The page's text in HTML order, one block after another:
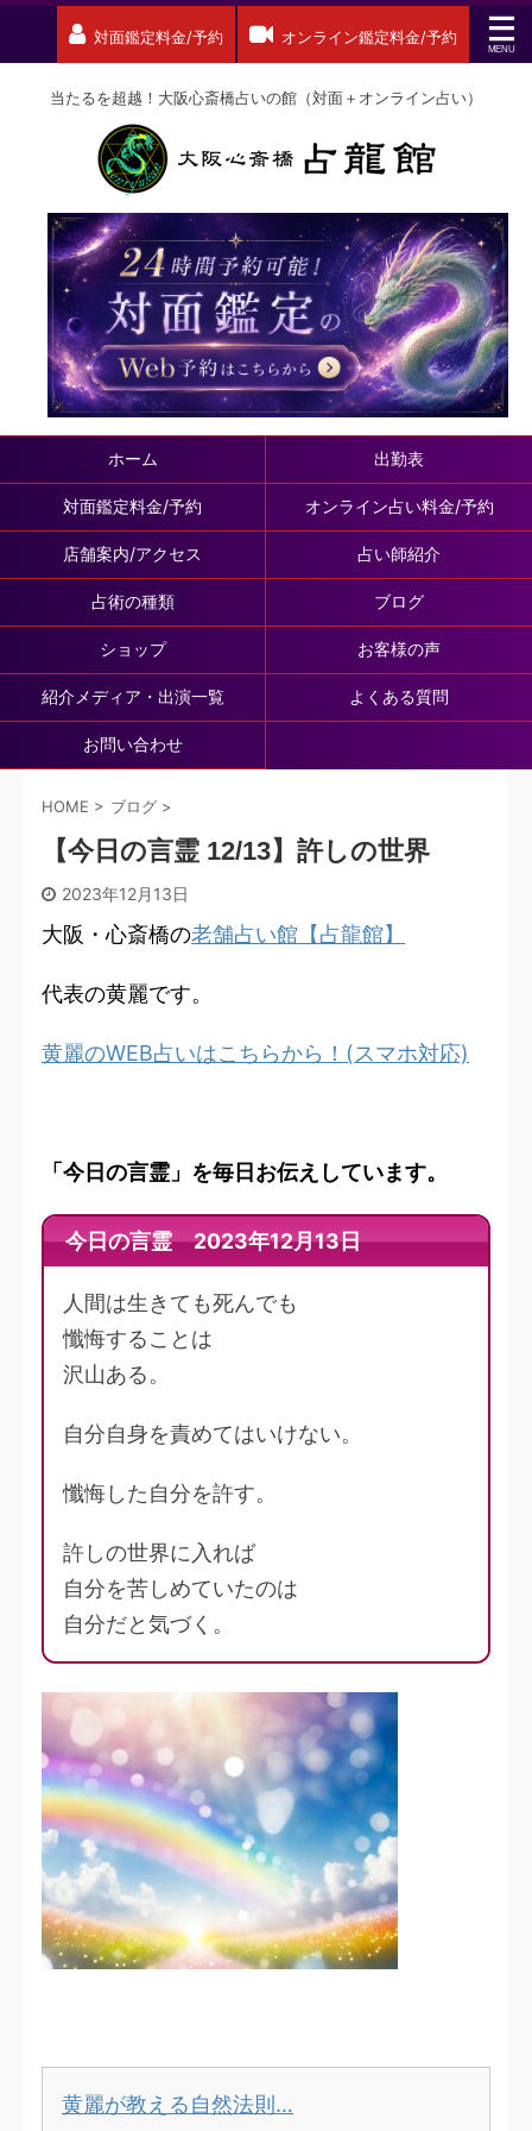
対面鑑定料金/予約 オンライン鑑定料金/予約
当たるを超越！大阪心斎橋占いの館（対面＋オンライン占い）
ホーム 出勤表
対面鑑定料金/予約 オンライン占い料金/予約
店舗案内/アクセス 占い師紹介
占術の種類 ブログ
ショップ お客様の声
紹介メディア・出演一覧 よくある質問
お問い合わせ
HOME > ブログ >
【今日の言霊 12/13】許しの世界
2023年12月13日
大阪・心斎橋の老舗占い館【占龍館】
代表の黄麗です。
黄麗のWEB占いはこちらから！(スマホ対応)
「今日の言霊」を毎日お伝えしています。
今日の言霊 2023年12月13日
人間は生きても死んでも
懺悔することは
沢山ある。
自分自身を責めてはいけない。
懺悔した自分を許す。
許しの世界に入れば
自分を苦しめていたのは
自分だと気づく。
黄麗が教える自然法則…